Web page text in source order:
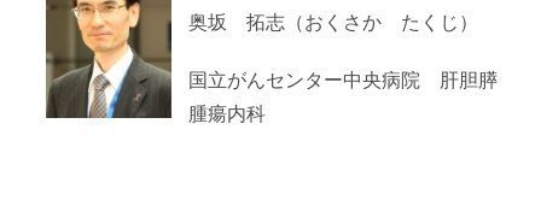
奥坂 拓志（おくさか たくじ）
国立がんセンター中央病院 肝胆膵
腫瘍内科